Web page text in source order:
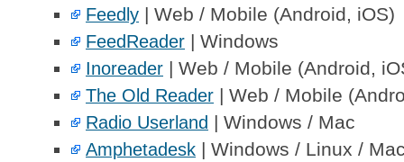
Feedly | Web / Mobile (Android, iOS)
FeedReader | Windows
Inoreader | Web / Mobile (Android,
The Old Reader | Web / Mobile
Radio Userland | Windows / Mac
Amphetadesk | Windows / Linux /